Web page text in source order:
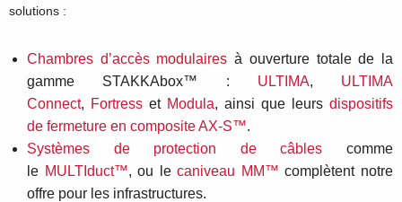
solutions :
Chambres d’accès modulaires à ouverture totale de la
gamme STAKKAbox™ : ULTIMA, ULTIMA
Connect, Fortress et Modula, ainsi que leurs dispositifs
de fermeture en composite AX-S™.
Systèmes de protection de câbles comme
le MULTIduct™, ou lecaniveau MM™ complètent notre
offre pour les infrastructures.